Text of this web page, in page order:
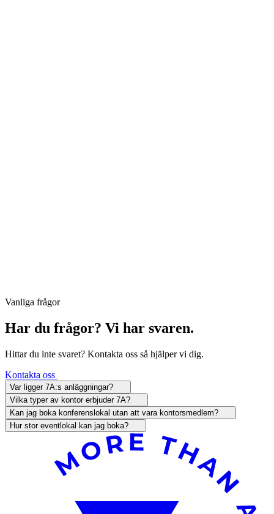
Vanliga frågor
Har du frågor? Vi har svaren.
Hittar du inte svaret? Kontakta oss så hjälper vi dig.
Kontakta oss
Var ligger 7A:s anläggningar?
Vilka typer av kontor erbjuder 7A?
Kan jag boka konferenslokal utan att vara kontorsmedlem?
Hur stor eventlokal kan jag boka?